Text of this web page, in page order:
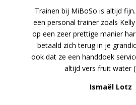
Trainen bij MiBoSo is altijd
een personal trainer zoals
op een zeer prettige manier
betaald zich terug in je
ook dat ze een handdoek
altijd vers fruit water
Ismaël Lotz